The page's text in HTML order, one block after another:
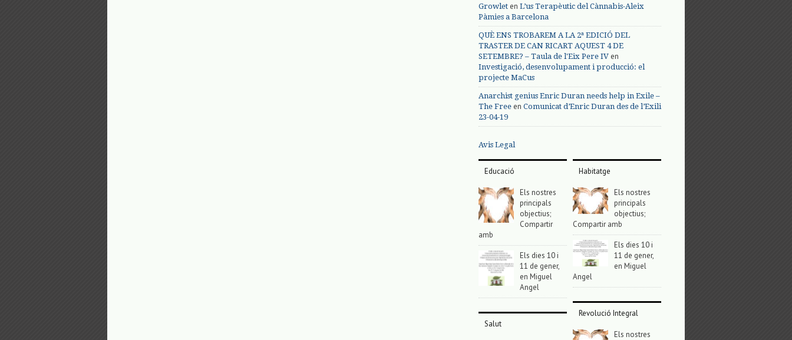
Growlet en L’us Terapèutic del Cànnabis-Aleix
Pàmies a Barcelona
QUÈ ENS TROBAREM A LA 2ª EDICIÓ DEL
TRASTER DE CAN RICART AQUEST 4 DE
SETEMBRE? – Taula de l'Eix Pere IV en
Investigació, desenvolupament i producció: el
projecte MaCus
Anarchist genius Enric Duran needs help in Exile –
The Free en Comunicat d’Enric Duran des de l’Exili
23-04-19
Avis Legal
Educació
Els nostres
principals
objectius;
Compartir
amb
Els dies 10 i
11 de gener,
en Miguel
Angel
Salut
Habitatge
Els nostres
principals
objectius;
Compartir amb
Els dies 10 i
11 de gener,
en Miguel
Angel
Revolució Integral
Els nostres